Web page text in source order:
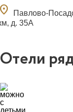
Павлово-
д. 35А
Отели